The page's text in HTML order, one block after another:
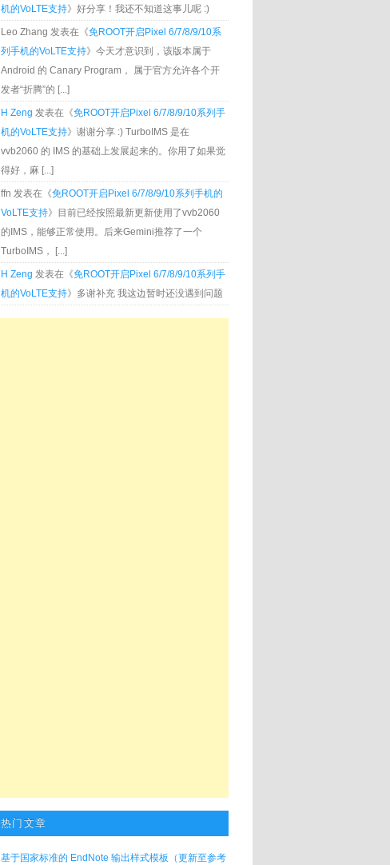
机的VoLTE支持》好分享！我还不知道这事儿呢 :)
Leo Zhang 发表在《免ROOT开启Pixel 6/7/8/9/10系
列手机的VoLTE支持》今天才意识到，该版本属于
Android 的 Canary Program， 属于官方允许各个开
发者“折腾”的 [...]
H Zeng 发表在《免ROOT开启Pixel 6/7/8/9/10系列手
机的VoLTE支持》谢谢分享 :) TurboIMS 是在
vvb2060 的 IMS 的基础上发展起来的。你用了如果觉
得好，麻 [...]
ffn 发表在《免ROOT开启Pixel 6/7/8/9/10系列手机的
VoLTE支持》目前已经按照最新更新使用了vvb2060
的IMS，能够正常使用。后来Gemini推荐了一个
TurboIMS， [...]
H Zeng 发表在《免ROOT开启Pixel 6/7/8/9/10系列手
机的VoLTE支持》多谢补充 我这边暂时还没遇到问题
热门文章
基于国家标准的 EndNote 输出样式模板（更新至参考